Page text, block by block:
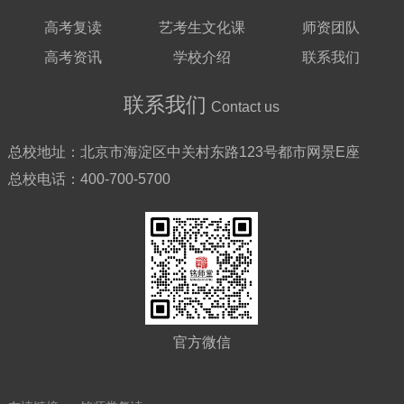
高考复读 艺考生文化课
师资团队
高考资讯
学校介绍 联系我们
联系我们 Contact us
总校地址： 北京市海淀区中关村东路123号都市网景E座
总校电话： 400-700-5700
官方微信